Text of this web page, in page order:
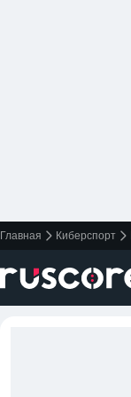
Главная Киберспорт